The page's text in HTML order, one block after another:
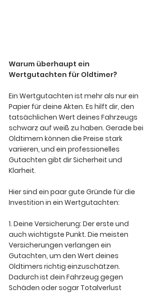
Warum überhaupt ein
Wertgutachten für Oldtimer?
Ein Wertgutachten ist mehr als nur ein
Papier für deine Akten. Es hilft dir, den
tatsächlichen Wert deines Fahrzeugs
schwarz auf weiß zu haben. Gerade bei
Oldtimern können die Preise stark
variieren, und ein professionelles
Gutachten gibt dir Sicherheit und
Klarheit.
Hier sind ein paar gute Gründe für die
Investition in ein Wertgutachten:
1. Deine Versicherung: Der erste und
auch wichtigste Punkt. Die meisten
Versicherungen verlangen ein
Gutachten, um den Wert deines
Oldtimers richtig einzuschätzen.
Dadurch ist dein Fahrzeug gegen
Schäden oder sogar Totalverlust